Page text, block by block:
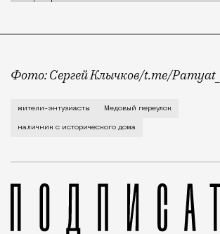
Фото: Сергей Клычков/t.me/
Теперь наличник
жители-энтузиасты Медовый переулок
наличник с исторического дома